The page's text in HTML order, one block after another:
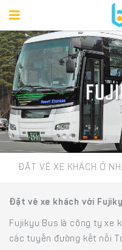
ĐẶT VÉ XE KHÁCH Ở
Đặt vé xe khách với
Fujikyu Bus là công ty xe
các tuyến đường kết nối